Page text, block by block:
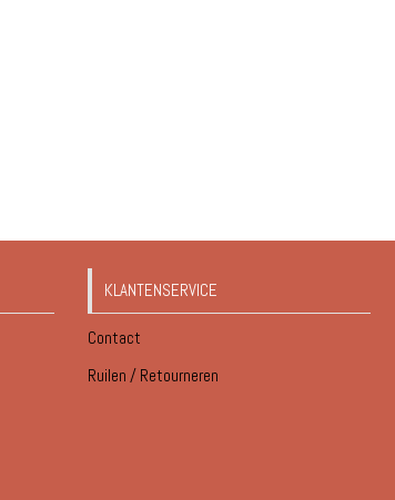
KLANTENSERVICE
Contact
Ruilen / Retourneren